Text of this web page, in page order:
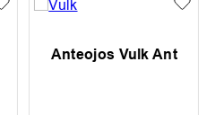
Anteojos Vulk Ant